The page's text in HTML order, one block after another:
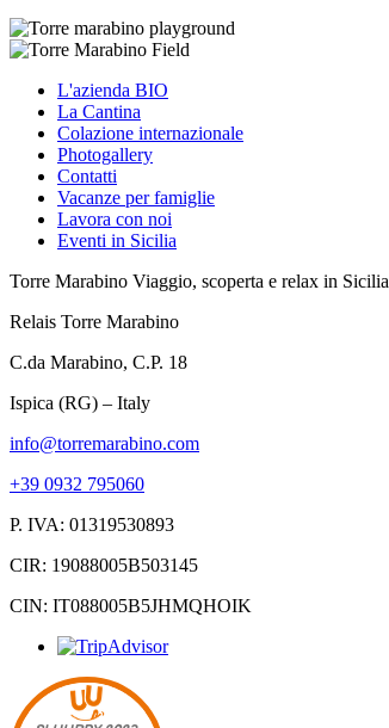
L'azienda BIO
La Cantina
Colazione internazionale
Photogallery
Contatti
Vacanze per famiglie
Lavora con noi
Eventi in Sicilia
Torre Marabino Viaggio, scoperta e relax in Sicilia
Relais Torre Marabino
C.da Marabino, C.P. 18
Ispica (RG) – Italy
info@torremarabino.com
+39 0932 795060
P. IVA: 01319530893
CIR: 19088005B503145
CIN: IT088005B5JHMQHOIK